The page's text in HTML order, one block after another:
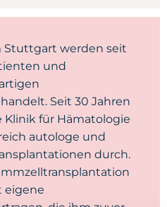
Stuttgart werden seit
und
Seit 30 Jahren
Klinik für Hämatologie
autologe und
durch.
eigene